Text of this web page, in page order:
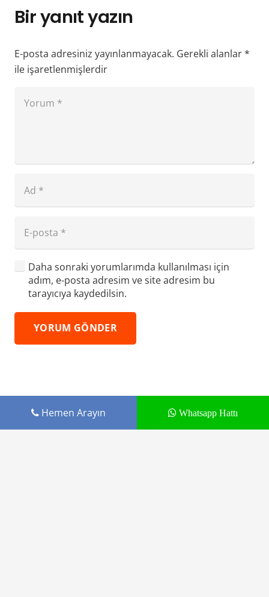
Bir yanıt yazın
E-posta adresiniz yayınlanmayacak. Gerekli alanlar*
ile işaretlenmişlerdir
Daha sonraki yorumlarımda kullanılması için
adım, e-posta adresim ve site adresim bu
tarayıcıya kaydedilsin.
YORUM GÖNDER
Hemen Arayın Whatsapp Hattı